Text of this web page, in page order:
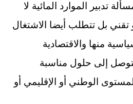
تدبير الموارد المائية لا
بل تتطلب أيضا الاشتغال
منها والاقتصادية
إلى حلول مناسبة
الوطني أو الإقليمي أو